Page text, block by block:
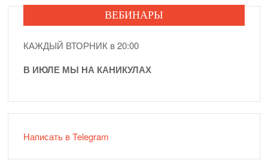
ВЕБИНАРЫ
КАЖДЫЙ ВТОРНИК в 20:00
В ИЮЛЕ МЫ НА КАНИКУЛАХ
Написать в Telegram